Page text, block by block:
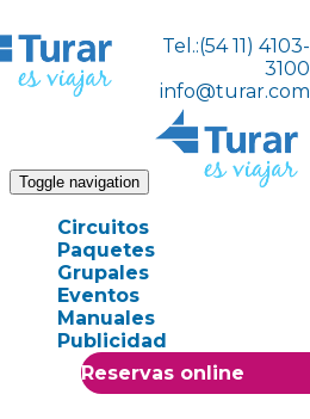
Tel.:(54 11) 4103-
3100
info@turar.com
Toggle navigation
Circuitos
Paquetes
Grupales
Eventos
Manuales
Publicidad
Reservas online